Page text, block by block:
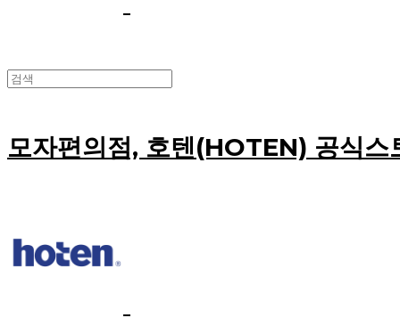
모자편의점, 호텐(HOTEN) 공식스